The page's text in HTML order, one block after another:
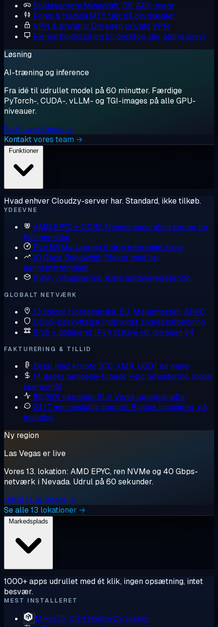
Spilleservere Minecraft, CS, ARK, mere
Forex & trading MT5 tæt på din mægler
VPN & privatliv Din egen private VPN
Fjernarbejdsstation En desktop, der aldrig sover
Løsning
AI-træning og inference
Fra idé til udrullet model på 60 minutter. Færdige
PyTorch-, CUDA-, vLLM- og TGI-images på alle GPU-
niveauer.
Se AI-workloads →
Kontakt vores team →
Funktioner
Hvad enhver Cloudzy-server har. Standard, ikke tilkøb.
YDEEVNE
AMD EPYC + DDR5 Nyeste generation kerner og
hukommelse
Ren NVMe-lagring Aldrig roterende diske
10 Gbps Bandwidth Planer med høj
gennemstrømning
KVM-virtualisering Ægte hardwareisolering
GLOBALT NETVÆRK
13 steder Nordamerika, EU, Mellemøsten, APAC
DDoS-beskyttelse Indbygget angrebsafbødning
IPv6 + dedikeret IPv4 Native v6, din egen v4
FAKTURERING & TILLID
Betal med krypto BTC, XMR, USDT og mere
14 dages pengene-tilbage Fuld refundering, ingen
spørgsmål
99,95% oppetids-SLAVores oppetidsløfte
24/7 menneskelig support Rigtige ingeniører, på
minutter
Ny region
Las Vegas er live
Vores 13. lokation: AMD EPYC, ren NVMe og 40 Gbps-
netværk i Nevada. Udrul på 60 sekunder.
Udrul i Las Vegas →
Se alle 13 lokationer →
1000+ apps udrullet med ét klik, ingen opsætning, intet
besvær.
MEST INSTALLERET
MikroTik CHR RouterOS i skyen